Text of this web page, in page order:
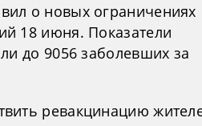
о новых ограничениях
18 июня. Показатели
до 9056 заболевших за
ревакцинацию